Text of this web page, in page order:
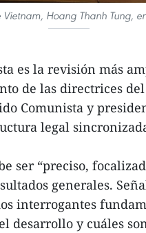
Hoang Thanh Tung,
es la revisión más
de las directrices
Comunista y
legal
ser “preciso,
generales.
interrogantes
desarrollo y cuáles